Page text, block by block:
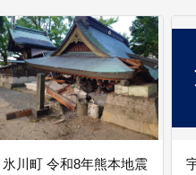
氷川町 令和8年熊本地震